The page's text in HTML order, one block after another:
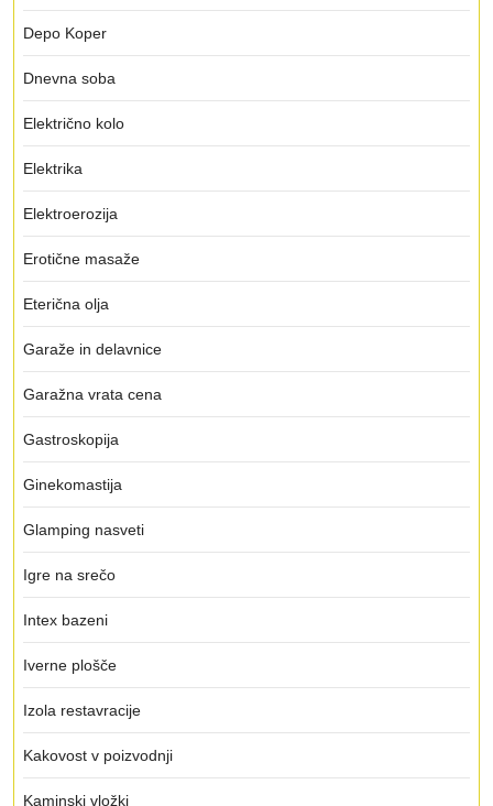
Depo Koper
Dnevna soba
Električno kolo
Elektrika
Elektroerozija
Erotične masaže
Eterična olja
Garaže in delavnice
Garažna vrata cena
Gastroskopija
Ginekomastija
Glamping nasveti
Igre na srečo
Intex bazeni
Iverne plošče
Izola restavracije
Kakovost v poizvodnji
Kaminski vložki